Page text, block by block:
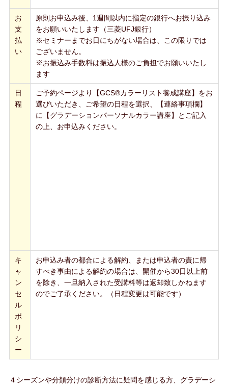
お
支
払
い
原則お申込み後、1週間以内に指定の銀行へお振り込み
をお願いいたします（三菱UFJ銀行）
※セミナーまでお日にちがない場合は、この限りでは
ございません。
※お振込み手数料は振込人様のご負担でお願いいたし
ます
日
程
ご予約ページより【GCS®カラーリスト養成講座】をお
選びいただき、ご希望の日程を選択、【連絡事項欄】
に【グラデーションパーソナルカラー講座】とご記入
の上、お申込みください。
キ
ャ
ン
セ
ル
ポ
リ
シ
ー
お申込み者の都合による解約、または申込者の責に帰
すべき事由による解約の場合は、開催から30日以上前
を除き、一旦納入された受講料等は返却致しかねます
のでご了承ください。（日程変更は可能です）
４シーズンや分類分けの診断方法に疑問を感じる方、グラデーシ